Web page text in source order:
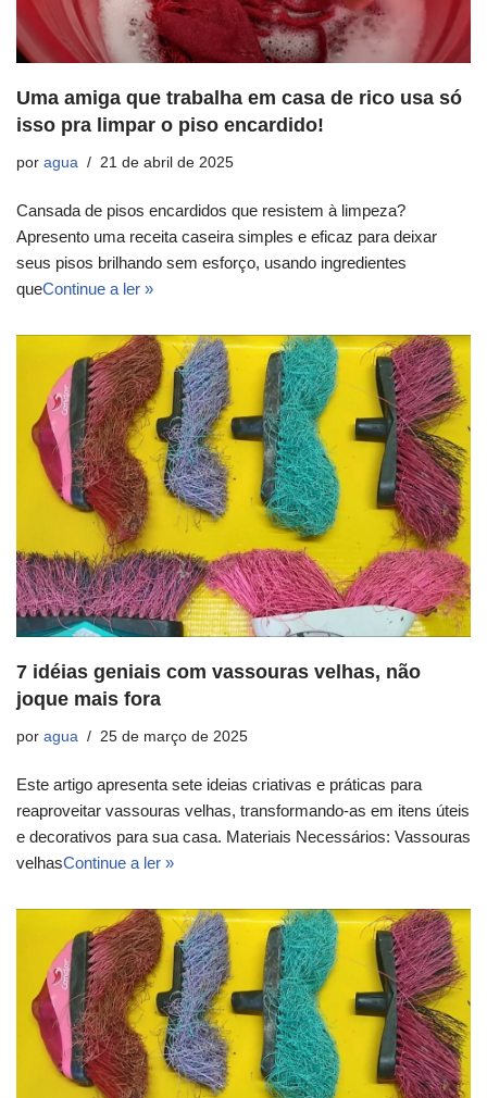
Uma amiga que trabalha em casa de rico usa só
isso pra limpar o piso encardido!
por agua 21 de abril de 2025
Cansada de pisos encardidos que resistem à limpeza?
Apresento uma receita caseira simples e eficaz para deixar
seus pisos brilhando sem esforço, usando ingredientes
queContinue a ler »
7 idéias geniais com vassouras velhas, não
joque mais fora
por agua 25 de março de 2025
Este artigo apresenta sete ideias criativas e práticas para
reaproveitar vassouras velhas, transformando-as em itens úteis
e decorativos para sua casa. Materiais Necessários: Vassouras
velhasContinue a ler »